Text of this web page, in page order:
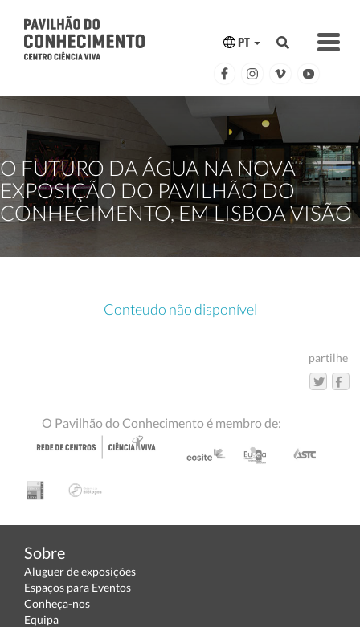
PT
O FUTURO DA ÁGUA NA NOVA
EXPOSIÇÃO DO PAVILHÃO DO
CONHECIMENTO, EM LISBOA VISÃO
Conteudo não disponível
partilhe
O Pavilhão do Conhecimento é membro de:
Sobre
Aluguer de exposições
Espaços para Eventos
Conheça-nos
Equipa